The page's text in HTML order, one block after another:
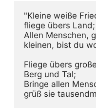
"Kleine weiße
fliege übers Land;
Allen Menschen,
kleinen, bist du
Fliege übers
Berg und Tal;
Bringe allen
grüß sie